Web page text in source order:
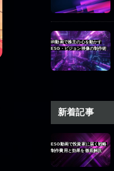
IR動画で株主の心を動かす
ESG・ビジョン映像の制作術
新着記事
ESG動画で投資家に届く戦略
制作費用と効果を徹底解説